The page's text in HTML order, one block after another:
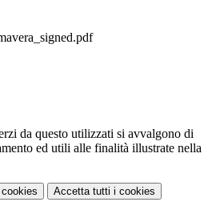
da questo utilizzati si avvalgono di
ed utili alle finalità illustrate nella
Accetta tutti i cookies